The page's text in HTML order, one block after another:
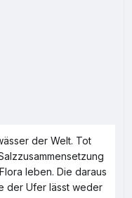
der Welt. Tot
leben. Die daraus
der Ufer lässt weder